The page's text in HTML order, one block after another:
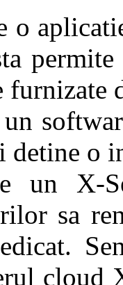
o
detine o
un X-
sa